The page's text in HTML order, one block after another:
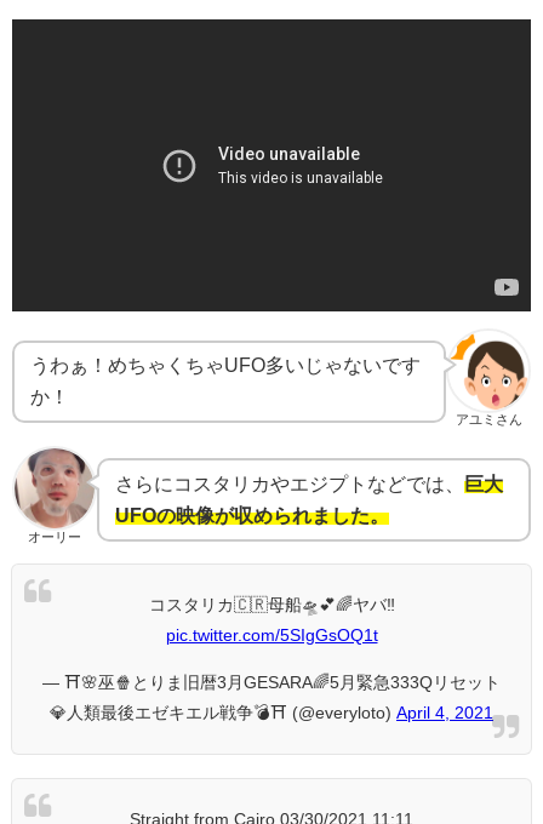
アユミさん
うわぁ！めちゃくちゃUFO多いじゃないです
か！
オーリー
さらにコスタリカやエジプトなどでは、 巨大
UFOの映像が収められました。
コスタリカ🇨🇷母船🛸💕🌈ヤバ‼︎
pic.twitter.com/5SIgGsOQ1t
— ⛩🌸巫🍿とりま旧暦3月GESARA🌈5月緊急333Qリセット
💎人類最後エゼキエル戦争💣⛩ (@everyloto) April 4, 2021
Straight from Cairo 03/30/2021 11:11